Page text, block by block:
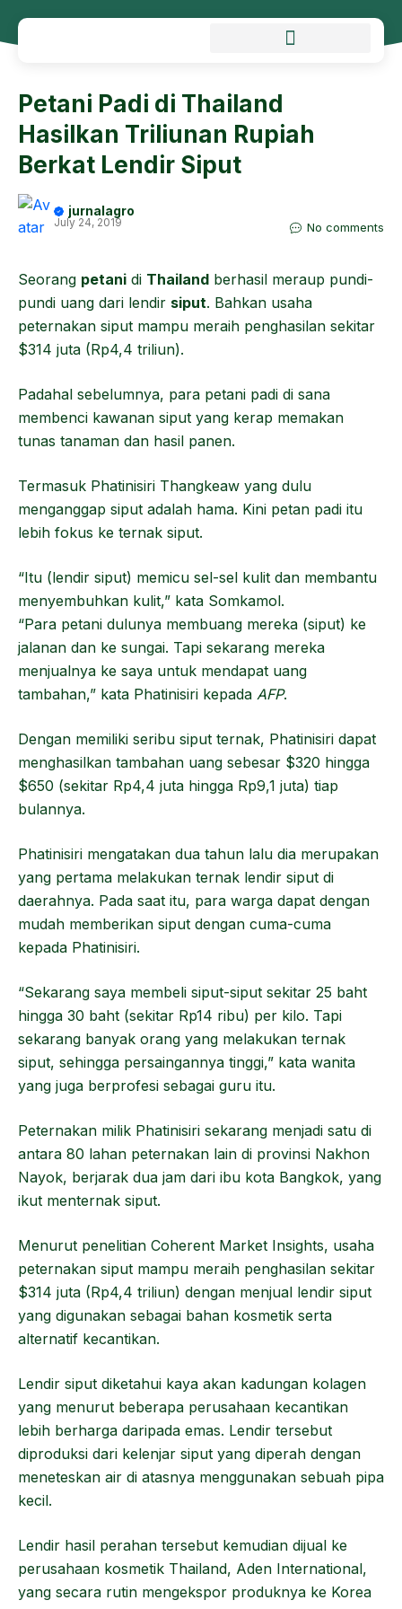
Petani Padi di Thailand
Hasilkan Triliunan Rupiah
Berkat Lendir Siput
jurnalagro
July 24, 2019 No comments
Seorang petani di Thailand berhasil meraup pundi-
pundi uang dari lendir siput. Bahkan usaha
peternakan siput mampu meraih penghasilan sekitar
$314 juta (Rp4,4 triliun).
Padahal sebelumnya, para petani padi di sana
membenci kawanan siput yang kerap memakan
tunas tanaman dan hasil panen.
Termasuk Phatinisiri Thangkeaw yang dulu
menganggap siput adalah hama. Kini petan padi itu
lebih fokus ke ternak siput.
“Itu (lendir siput) memicu sel-sel kulit dan membantu
menyembuhkan kulit,” kata Somkamol.
“Para petani dulunya membuang mereka (siput) ke
jalanan dan ke sungai. Tapi sekarang mereka
menjualnya ke saya untuk mendapat uang
tambahan,” kata Phatinisiri kepada AFP.
Dengan memiliki seribu siput ternak, Phatinisiri dapat
menghasilkan tambahan uang sebesar $320 hingga
$650 (sekitar Rp4,4 juta hingga Rp9,1 juta) tiap
bulannya.
Phatinisiri mengatakan dua tahun lalu dia merupakan
yang pertama melakukan ternak lendir siput di
daerahnya. Pada saat itu, para warga dapat dengan
mudah memberikan siput dengan cuma-cuma
kepada Phatinisiri.
“Sekarang saya membeli siput-siput sekitar 25 baht
hingga 30 baht (sekitar Rp14 ribu) per kilo. Tapi
sekarang banyak orang yang melakukan ternak
siput, sehingga persaingannya tinggi,” kata wanita
yang juga berprofesi sebagai guru itu.
Peternakan milik Phatinisiri sekarang menjadi satu di
antara 80 lahan peternakan lain di provinsi Nakhon
Nayok, berjarak dua jam dari ibu kota Bangkok, yang
ikut menternak siput.
Menurut penelitian Coherent Market Insights, usaha
peternakan siput mampu meraih penghasilan sekitar
$314 juta (Rp4,4 triliun) dengan menjual lendir siput
yang digunakan sebagai bahan kosmetik serta
alternatif kecantikan.
Lendir siput diketahui kaya akan kadungan kolagen
yang menurut beberapa perusahaan kecantikan
lebih berharga daripada emas. Lendir tersebut
diproduksi dari kelenjar siput yang diperah dengan
meneteskan air di atasnya menggunakan sebuah pipa
kecil.
Lendir hasil perahan tersebut kemudian dijual ke
perusahaan kosmetik Thailand, Aden International,
yang secara rutin mengekspor produknya ke Korea